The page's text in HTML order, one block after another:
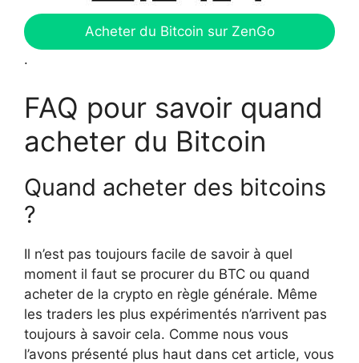
Acheter du Bitcoin sur ZenGo
.
FAQ pour savoir quand
acheter du Bitcoin
Quand acheter des bitcoins
?
Il n’est pas toujours facile de savoir à quel
moment il faut se procurer du BTC ou quand
acheter de la crypto en règle générale. Même
les traders les plus expérimentés n’arrivent pas
toujours à savoir cela. Comme nous vous
l’avons présenté plus haut dans cet article, vous